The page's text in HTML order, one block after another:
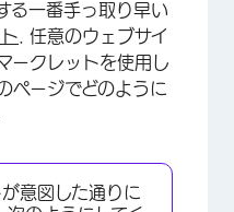
る一番手っ取り早い
. 任意のウェブサイ
ークレットを使用し
ページでどのように
意図した通りに